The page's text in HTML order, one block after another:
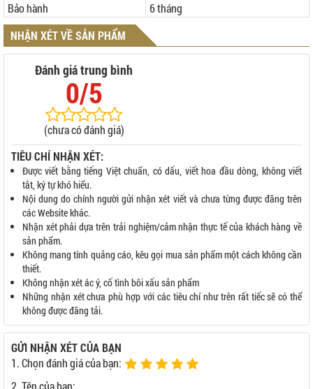
Bảo hành
6 tháng
NHẬN XÉT VỀ SẢN PHẨM
Đánh giá trung bình
0/5
(chưa có đánh giá)
TIÊU CHÍ NHẬN XÉT:
Được viết bằng tiếng Việt chuẩn, có dấu, viết hoa đầu dòng, không viết
tắt, ký tự khó hiểu.
Nội dung do chính người gửi nhận xét viết và chưa từng được đăng trên
các Website khác.
Nhận xét phải dựa trên trải nghiệm/cảm nhận thực tế của khách hàng về
sản phẩm.
Không mang tính quảng cáo, kêu gọi mua sản phẩm một cách không cần
thiết.
Không nhận xét ác ý, cố tình bôi xấu sản phẩm
Những nhận xét chưa phù hợp với các tiêu chí như trên rất tiếc sẽ có thể
không được đăng tải.
GỬI NHẬN XÉT CỦA BẠN
1. Chọn đánh giá của bạn: